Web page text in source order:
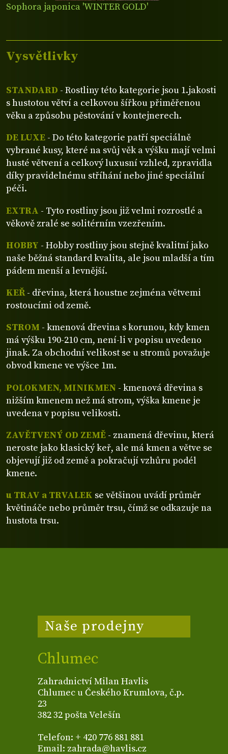
Sophora japonica 'WINTER GOLD'
Vysvětlivky
STANDARD - Rostliny této kategorie jsou 1.jakosti
s hustotou větví a celkovou šířkou přiměřenou
věku a způsobu pěstování v kontejnerech.
DE LUXE - Do této kategorie patří speciálně
vybrané kusy, které na svůj věk a výšku mají velmi
husté větvení a celkový luxusní vzhled, zpravidla
díky pravidelnému stříhání nebo jiné speciální
péči.
EXTRA - Tyto rostliny jsou již velmi rozrostlé a
věkově zralé se solitérním vzezřením.
HOBBY - Hobby rostliny jsou stejně kvalitní jako
naše běžná standard kvalita, ale jsou mladší a tím
pádem menší a levnější.
KEŘ- dřevina, která houstne zejména větvemi
rostoucími od země.
STROM - kmenová dřevina s korunou, kdy kmen
má výšku 190-210 cm, není-li v popisu uvedeno
jinak. Za obchodní velikost se u stromů považuje
obvod kmene ve výšce 1m.
POLOKMEN, MINIKMEN - kmenová dřevina s
nižším kmenem než má strom, výška kmene je
uvedena v popisu velikosti.
ZAVĚTVENÝ OD ZEMĚ - znamená dřevinu, která
neroste jako klasický keř, ale má kmen a větve se
objevují již od země a pokračují vzhůru podél
kmene.
u TRAV a TRVALEK se většinou uvádí průměr
květináče nebo průměr trsu, čímž se odkazuje na
hustota trsu.
Naše prodejny
Chlumec
Zahradnictví Milan Havlis
Chlumec u Českého Krumlova, č.p.
23
382 32 pošta Velešín
Telefon: + 420 776 881 881
Email: zahrada@havlis.cz